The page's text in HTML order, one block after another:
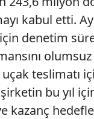
kabul etti.
denetim
teslimatı
bu yıl
kazanç